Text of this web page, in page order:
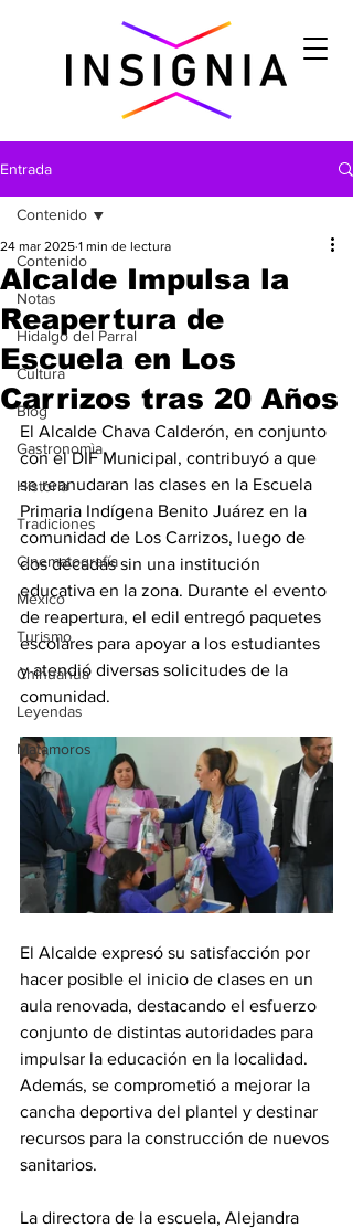
Entrada
Contenido
Notas
Hidalgo del Parral
Cultura
Blog
Gastronomìa
Historia
Tradiciones
Cinematografía
México
Turismo
Chihuahua
Leyendas
Matamoros
Contenido
Alcalde Impulsa la
Reapertura de
Escuela en Los
Carrizos tras 20 Años
24 mar 2025 1 min de lectura
El Alcalde Chava Calderón, en conjunto
con el DIF Municipal, contribuyó a que
se reanudaran las clases en la Escuela
Primaria Indígena Benito Juárez en la
comunidad de Los Carrizos, luego de
dos décadas sin una institución
educativa en la zona. Durante el evento
de reapertura, el edil entregó paquetes
escolares para apoyar a los estudiantes
y atendió diversas solicitudes de la
comunidad.
El Alcalde expresó su satisfacción por
hacer posible el inicio de clases en un
aula renovada, destacando el esfuerzo
conjunto de distintas autoridades para
impulsar la educación en la localidad.
Además, se comprometió a mejorar la
cancha deportiva del plantel y destinar
recursos para la construcción de nuevos
sanitarios.
La directora de la escuela, Alejandra